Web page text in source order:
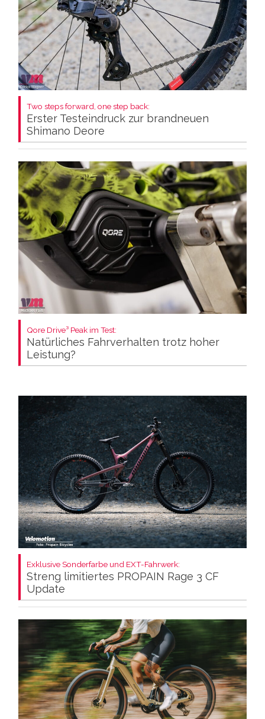
Two steps forward, one step back:
Erster Testeindruck zur brandneuen
Shimano Deore
Qore Drive³ Peak im Test:
Natürliches Fahrverhalten trotz hoher
Leistung?
Exklusive Sonderfarbe und EXT-Fahrwerk:
Streng limitiertes PROPAIN Rage 3 CF
Update